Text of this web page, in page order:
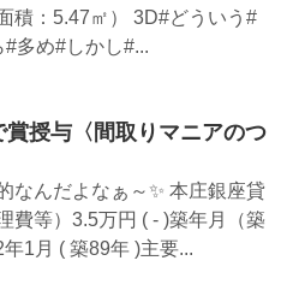
積：5.47㎡） 3D#どういう#
多め#しかし#...
賞授与〈間取りマニアのつ
なんだよなぁ～✨ 本庄銀座貸
費等）3.5万円 ( - )築年月（築
1月 ( 築89年 )主要...